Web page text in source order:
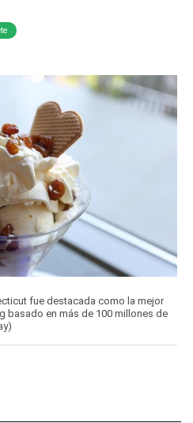
fue destacada como la mejor
basado en más de 100 millones de